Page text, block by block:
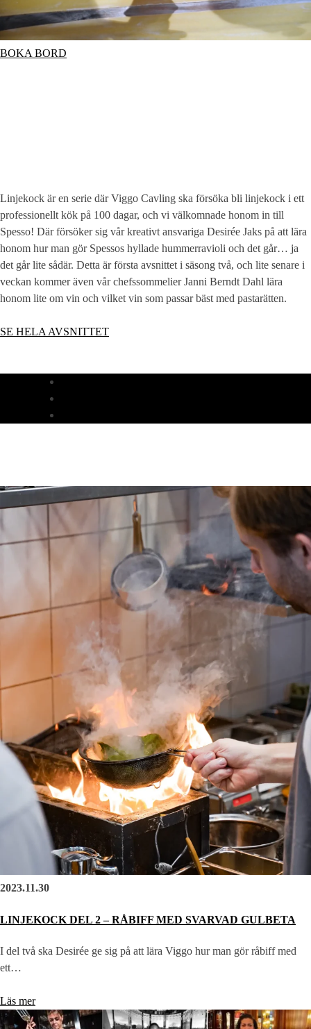
BOKA BORD
Linjekock är en serie där Viggo Cavling ska försöka bli linjekock i ett
professionellt kök på 100 dagar, och vi välkomnade honom in till
Spesso! Där försöker sig vår kreativt ansvariga Desirée Jaks på att lära
honom hur man gör Spessos hyllade hummerravioli och det går… ja
det går lite sådär. Detta är första avsnittet i säsong två, och lite senare i
veckan kommer även vår chefssommelier Janni Berndt Dahl lära
honom lite om vin och vilket vin som passar bäst med pastarätten.
SE HELA AVSNITTET
2023.11.30
LINJEKOCK DEL 2 – RÅBIFF MED SVARVAD GULBETA
I del två ska Desirée ge sig på att lära Viggo hur man gör råbiff med
ett…
Läs mer